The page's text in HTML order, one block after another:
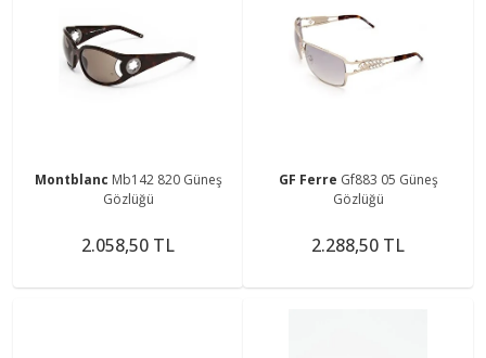
Montblanc Mb142 820 Güneş
Gözlüğü
2.058,50 TL
GF Ferre Gf883 05 Güneş
Gözlüğü
2.288,50 TL